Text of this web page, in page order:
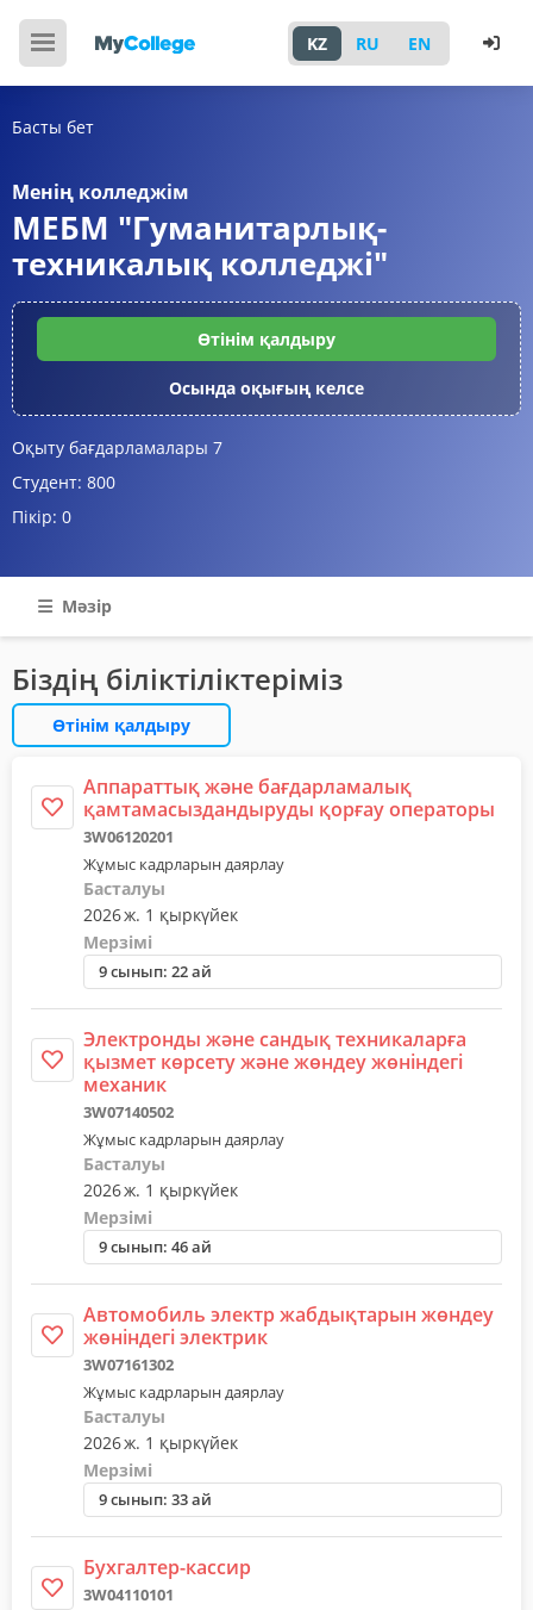
KZ RU EN
Басты бет
Менің колледжім
МЕБМ "Гуманитарлық-
техникалық колледжі"
Өтінім қалдыру
Осында оқығың келсе
Оқыту бағдарламалары 7
Студент: 800
Пікір: 0
Мәзір
Біздің біліктіліктеріміз
Өтінім қалдыру
Аппараттық және бағдарламалық
қамтамасыздандыруды қорғау операторы
3W06120201
Жұмыс кадрларын даярлау
Басталуы
2026 ж. 1 қыркүйек
Мерзімі
9 сынып: 22 ай
Электронды және сандық техникаларға
қызмет көрсету және жөндеу жөніндегі
механик
3W07140502
Жұмыс кадрларын даярлау
Басталуы
2026 ж. 1 қыркүйек
Мерзімі
9 сынып: 46 ай
Автомобиль электр жабдықтарын жөндеу
жөніндегі электрик
3W07161302
Жұмыс кадрларын даярлау
Басталуы
2026 ж. 1 қыркүйек
Мерзімі
9 сынып: 33 ай
Бухгалтер-кассир
3W04110101